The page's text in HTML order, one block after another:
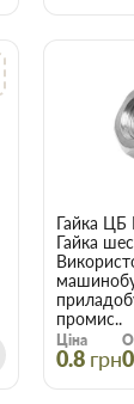
Гайка
Гайка
промис..
Ціна
0.8 грн